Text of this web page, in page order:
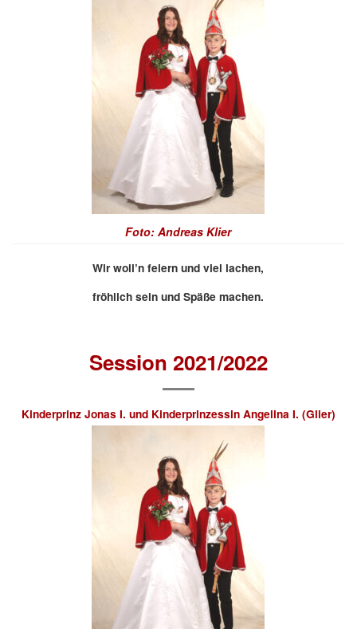
Foto: Andreas Klier
Wir woll’n feiern und viel lachen,
fröhlich sein und Späße machen.
Session 2021/2022
Kinderprinz Jonas I. und Kinderprinzessin Angelina I. (Glier)